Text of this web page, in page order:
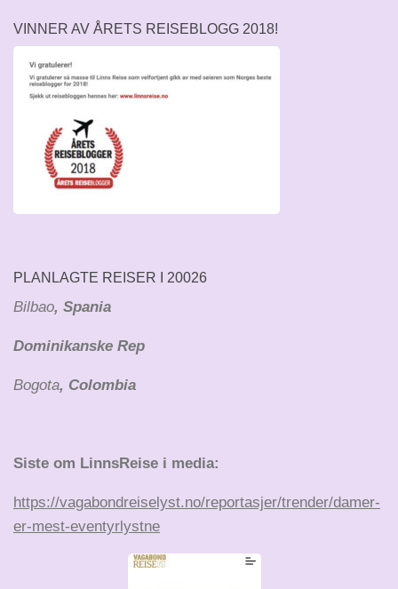
VINNER AV ÅRETS REISEBLOGG 2018!
PLANLAGTE REISER I 20026
Bilbao, Spania
Dominikanske Rep
Bogota, Colombia
Siste om LinnsReise i media:
https://vagabondreiselyst.no/reportasjer/trender/damer-
er-mest-eventyrlystne